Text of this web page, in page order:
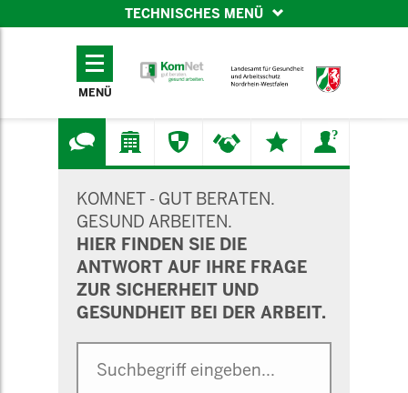
TECHNISCHES MENÜ
TECHNISCHES
MENÜ
KOMNET - GUT BERATEN.
GESUND ARBEITEN.
HIER FINDEN SIE DIE
ANTWORT AUF IHRE FRAGE
ZUR SICHERHEIT UND
GESUNDHEIT BEI DER ARBEIT.